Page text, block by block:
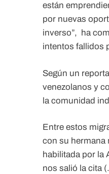
están
por nuevas
inverso”, ha
intentos fallidos
Según un
venezolanos y
la comunidad
Entre estos
con su hermana
habilitada por la
nos salió la cita